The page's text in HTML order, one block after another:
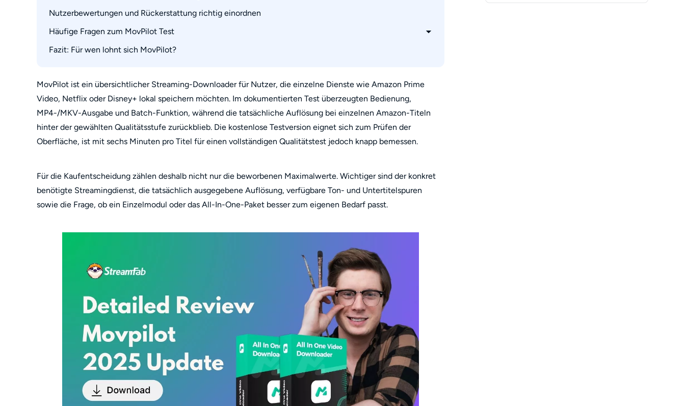
StreamFab in vier Schritten testen
Nutzerbewertungen und Rückerstattung richtig einordnen
Häufige Fragen zum MovPilot Test
Ist MovPilot sicher?
Warum liefert MovPilot bei Amazon Prime nur 480p oder 720p?
Wie kündige ich ein MovPilot-Abo und beantrage eine Rückerstattung?
Fazit: Für wen lohnt sich MovPilot?
MovPilot ist ein übersichtlicher Streaming-Downloader für Nutzer, die einzelne Dienste wie Amazon Prime
Video, Netflix oder Disney+ lokal speichern möchten. Im dokumentierten Test überzeugten Bedienung,
MP4-/MKV-Ausgabe und Batch-Funktion, während die tatsächliche Auflösung bei einzelnen Amazon-Titeln
hinter der gewählten Qualitätsstufe zurückblieb. Die kostenlose Testversion eignet sich zum Prüfen der
Oberfläche, ist mit sechs Minuten pro Titel für einen vollständigen Qualitätstest jedoch knapp bemessen.
Für die Kaufentscheidung zählen deshalb nicht nur die beworbenen Maximalwerte. Wichtiger sind der konkret
benötigte Streamingdienst, die tatsächlich ausgegebene Auflösung, verfügbare Ton- und Untertitelspuren
sowie die Frage, ob ein Einzelmodul oder das All-In-One-Paket besser zum eigenen Bedarf passt.